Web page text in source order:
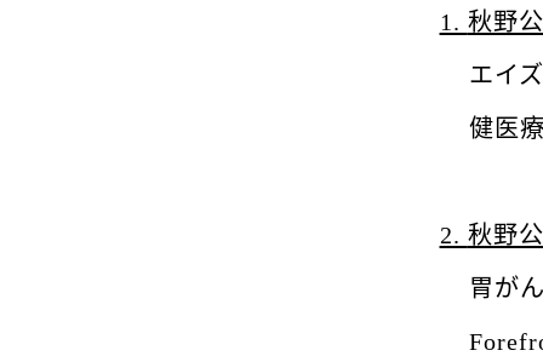
1. 秋野
エイ
健医
2. 秋野
胃が